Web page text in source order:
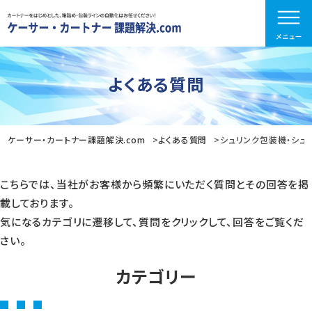
よくある質問
ケーサー・カートナー課題解決.com よくある質問 シュリンク包装機・シ
こちらでは、当社がお客様から頻繁にいただく質問とその回答を掲
載しております。
気になるカテゴリに遷移して、質問をクリックして、回答をご覧くだ
さい。
カテゴリー